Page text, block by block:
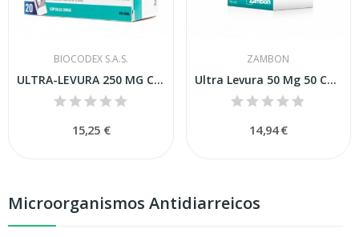
Microorganismos Antidiarreicos
BIOCODEX S.A.S.
ULTRA-LEVURA 250 MG CAPSULAS DURAS , 20 cápsulas
15,25 €
ZAMBON
Ultra Levura 50 Mg 50 Cápsulas
14,94 €